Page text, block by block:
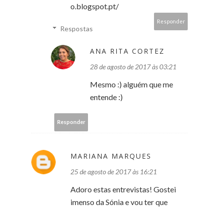
o.blogspot.pt/
Responder
Respostas
ANA RITA CORTEZ
28 de agosto de 2017 às 03:21
Mesmo :) alguém que me
entende :)
Responder
MARIANA MARQUES
25 de agosto de 2017 às 16:21
Adoro estas entrevistas! Gostei
imenso da Sónia e vou ter que